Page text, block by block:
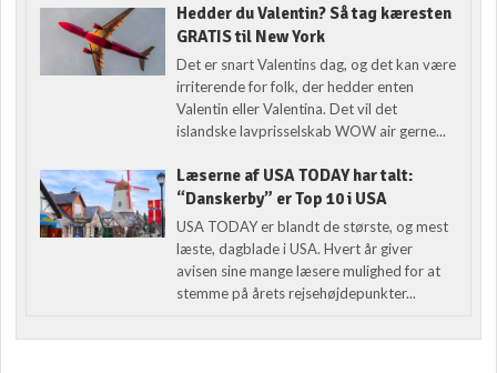
Hedder du Valentin? Så tag kæresten
GRATIS til New York
Det er snart Valentins dag, og det kan være
irriterende for folk, der hedder enten
Valentin eller Valentina. Det vil det
islandske lavprisselskab WOW air gerne...
Læserne af USA TODAY har talt:
“Danskerby” er Top 10 i USA
USA TODAY er blandt de største, og mest
læste, dagblade i USA. Hvert år giver
avisen sine mange læsere mulighed for at
stemme på årets rejsehøjdepunkter...